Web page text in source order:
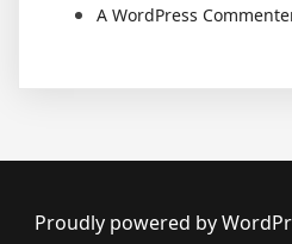
A WordPress
Proudly powered by